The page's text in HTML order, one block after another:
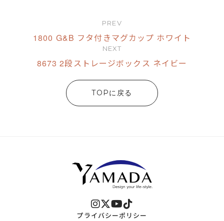
PREV
1800 G&B フタ付きマグカップ ホワイト
NEXT
8673 2段ストレージボックス ネイビー
TOPに戻る
プライバシーポリシー